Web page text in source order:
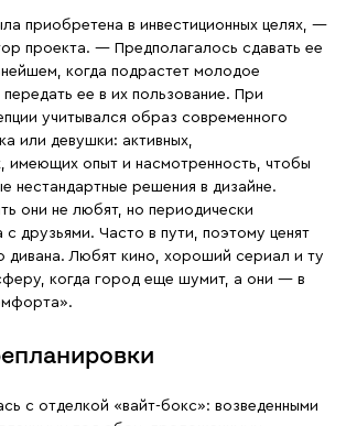
приобретена в инвестиционных целях, —
проекта. — Предполагалось сдавать ее
когда подрастет молодое
ее в их пользование. При
учитывался образ современного
или девушки: активных,
имеющих опыт и насмотренность, чтобы
нестандартные решения в дизайне.
они не любят, но периодически
друзьями. Часто в пути, поэтому ценят
дивана. Любят кино, хороший сериал и ту
когда город еще шумит, а они — в
с отделкой «вайт-бокс»: возведенными